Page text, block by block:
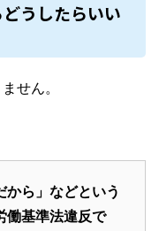
うしたらいい
せん。
から」などという
働基準法違反で